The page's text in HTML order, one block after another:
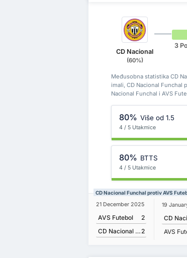
CD Nacional
(60%)
3
Međusobna statistika CD
imali, CD Nacional Funchal
Nacional Funchal i AVS
80% Više od 1.5
4 / 5 Utakmice
80% BTTS
4 / 5 Utakmice
CD Nacional Funchal protiv AVS
21 December 2025
AVS Futebol
2
CD Nacional Funchal2
19
AVS